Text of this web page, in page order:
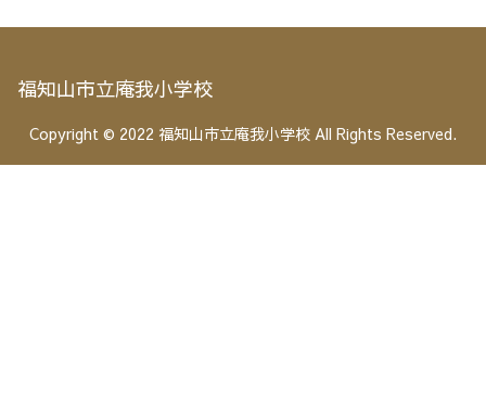
福知山市立庵我小学校
Copyright © 2022 福知山市立庵我小学校 All Rights Reserved.